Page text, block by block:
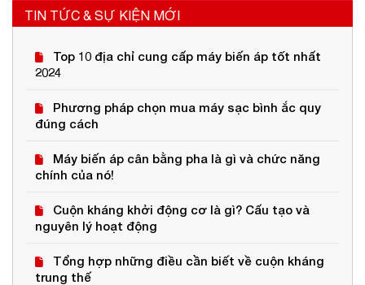
TIN TỨC & SỰ KIỆN MỚI
Top 10 địa chỉ cung cấp máy biến áp tốt nhất
2024
Phương pháp chọn mua máy sạc bình ắc quy
đúng cách
Máy biến áp cân bằng pha là gì và chức năng
chính của nó!
Cuộn kháng khởi động cơ là gì? Cấu tạo và
nguyên lý hoạt động
Tổng hợp những điều cần biết về cuộn kháng
trung thế